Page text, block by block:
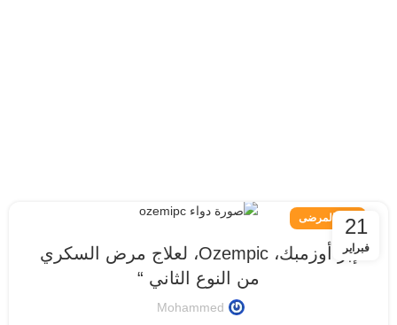
21
فبراير
دليل المرضى
إبر أوزمبك، Ozempic، لعلاج مرض السكري
من النوع الثاني “
Mohammed